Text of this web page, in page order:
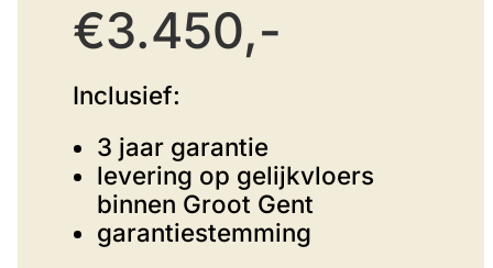
€3.450,-
Inclusief:
3 jaar garantie
levering op gelijkvloers
binnen Groot Gent
garantiestemming